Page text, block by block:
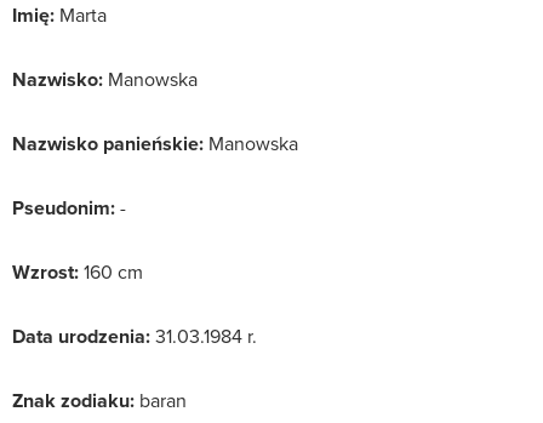
Imię: Marta
Nazwisko: Manowska
Nazwisko panieńskie: Manowska
Pseudonim:-
Wzrost:160 cm
Data urodzenia:31.03.1984 r.
Znak zodiaku: baran